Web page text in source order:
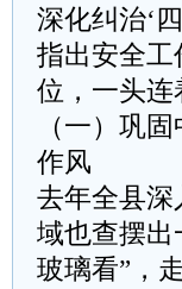
深化纠治‘
指出安全工
位，一头连
（一）巩
作风
去年全县深
域也查摆出
玻璃看”，